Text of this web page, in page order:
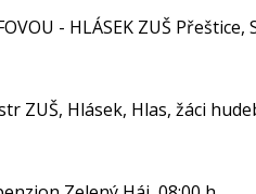
- HLÁSEK ZUŠ
ZUŠ, Hlásek, Hlas, žáci